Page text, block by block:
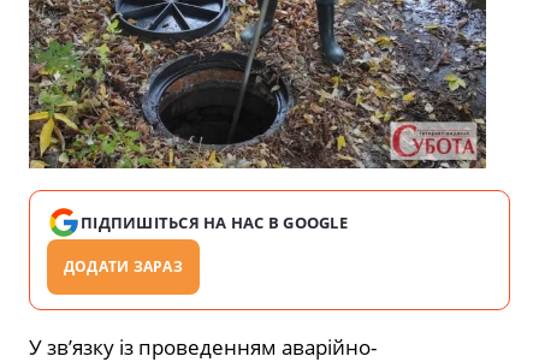
ПІДПИШІТЬСЯ НА НАС В GOOGLE
ДОДАТИ ЗАРАЗ
У зв’язку із проведенням аварійно-